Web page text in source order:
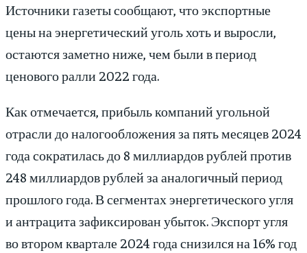
Источники газеты сообщают, что экспортные
цены на энергетический уголь хоть и выросли,
остаются заметно ниже, чем были в период
ценового ралли 2022 года.
Как отмечается, прибыль компаний угольной
отрасли до налогообложения за пять месяцев 2024
года сократилась до 8 миллиардов рублей против
248 миллиардов рублей за аналогичный период
прошлого года. В сегментах энергетического угля
и антрацита зафиксирован убыток. Экспорт угля
во втором квартале 2024 года снизился на 16% год